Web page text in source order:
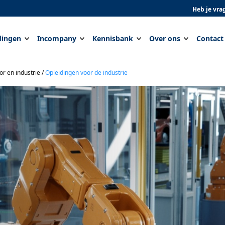
Heb je
Incompany Kennisbank Over ons Contact
en industrie/Opleidingen voor de industrie